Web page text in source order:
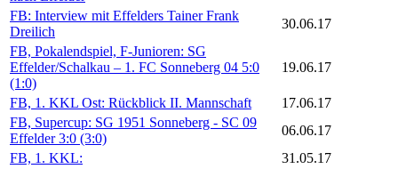
FB: Interview mit Effelders Tainer Frank
Dreilich
30.06.17
FB, Pokalendspiel, F-Junioren: SG
Effelder/Schalkau – 1. FC Sonneberg 04 5:0
(1:0)
19.06.17
FB, 1. KKL Ost: Rückblick II. Mannschaft
17.06.17
FB, Supercup: SG 1951 Sonneberg - SC 09
Effelder 3:0 (3:0)
06.06.17
FB, 1. KKL:
31.05.17